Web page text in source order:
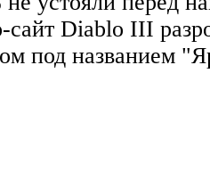
сайт Diablo III
под названием